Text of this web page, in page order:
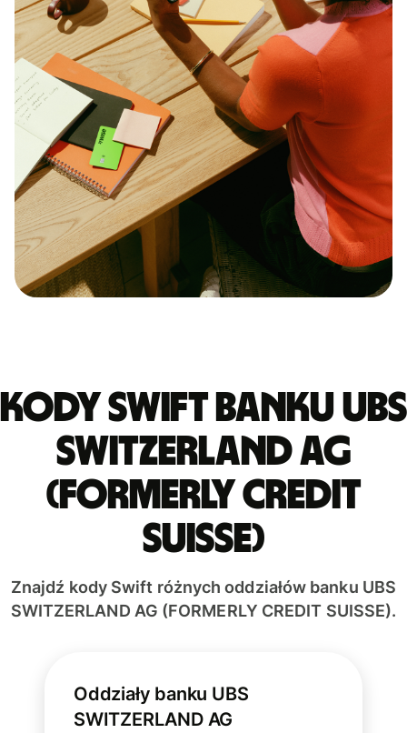
Kody Swift banku UBS
SWITZERLAND AG
(FORMERLY CREDIT
SUISSE)
Znajdź kody Swift różnych oddziałów banku UBS
SWITZERLAND AG (FORMERLY CREDIT SUISSE).
Oddziały banku UBS
SWITZERLAND AG